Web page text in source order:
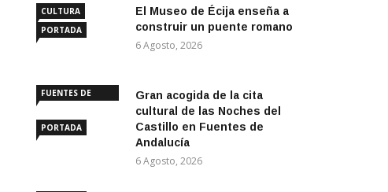
CULTURA
PORTADA
El Museo de Écija enseña a
construir un puente romano
6 Agosto, 2026
FUENTES DE
PORTADA
Gran acogida de la cita
cultural de las Noches del
Castillo en Fuentes de
Andalucía
6 Agosto, 2026